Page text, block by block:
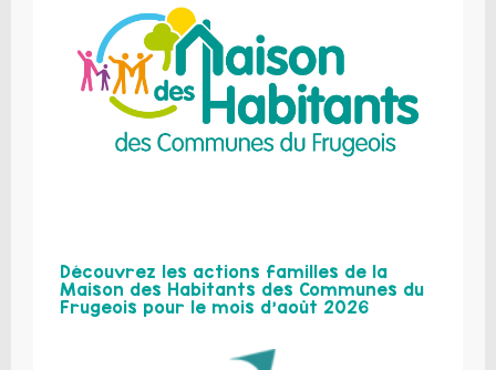
Découvrez les actions familles de la
Maison des Habitants des Communes du
Frugeois pour le mois d’août 2026